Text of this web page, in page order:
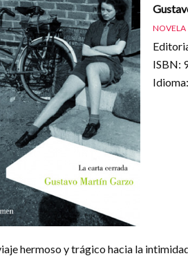
NOVELA
ISBN:
Idioma:
hermoso y trágico hacia la